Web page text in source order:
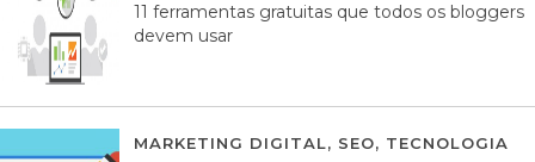
11 ferramentas gratuitas que todos os bloggers
devem usar
MARKETING DIGITAL, SEO, TECNOLOGIA